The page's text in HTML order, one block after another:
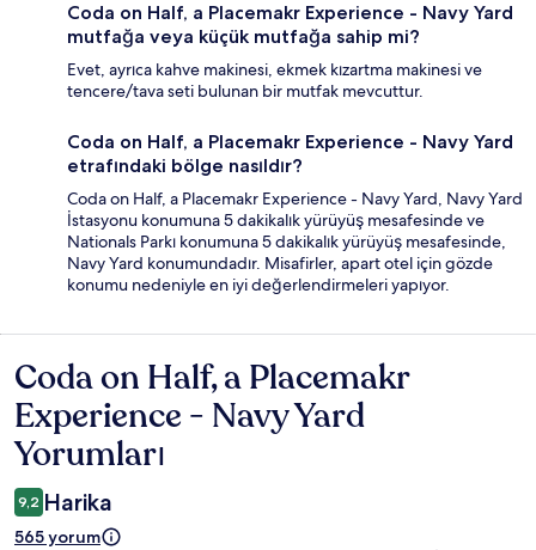
Coda on Half, a Placemakr Experience - Navy Yard
mutfağa veya küçük mutfağa sahip mi?
Evet, ayrıca kahve makinesi, ekmek kızartma makinesi ve
tencere/tava seti bulunan bir mutfak mevcuttur.
Coda on Half, a Placemakr Experience - Navy Yard
etrafındaki bölge nasıldır?
Coda on Half, a Placemakr Experience - Navy Yard, Navy Yard
İstasyonu konumuna 5 dakikalık yürüyüş mesafesinde ve
Nationals Parkı konumuna 5 dakikalık yürüyüş mesafesinde,
Navy Yard konumundadır. Misafirler, apart otel için gözde
konumu nedeniyle en iyi değerlendirmeleri yapıyor.
Yorumlar
Coda on Half, a Placemakr
Experience - Navy Yard
Yorumları
9,2 Harika
565 yorum